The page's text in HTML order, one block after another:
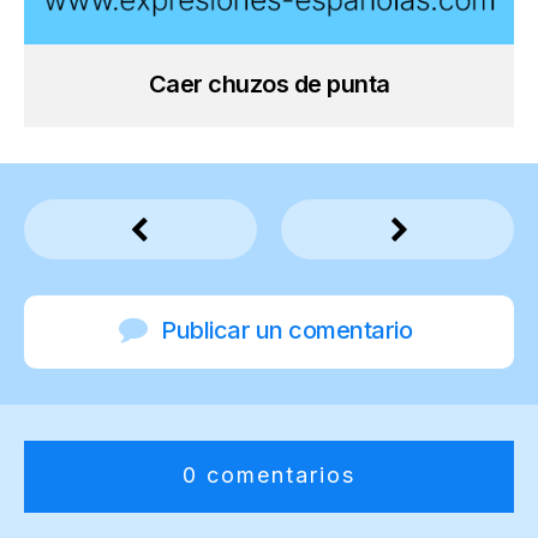
Caer chuzos de punta
Publicar un comentario
0 comentarios